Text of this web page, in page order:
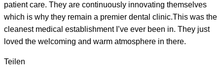
patient care. They are continuously innovating themselves
which is why they remain a premier dental clinic.This was the
cleanest medical establishment I’ve ever been in. They just
loved the welcoming and warm atmosphere in there.
Teilen